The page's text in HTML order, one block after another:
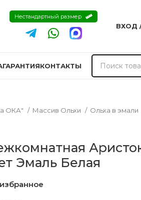
Нестандартный размер
ВХОД
ГАРАНТИЯКОНТАКТЫ
ОКА" Массив Ольхи
Ольха в эмали
Эмаль Белая